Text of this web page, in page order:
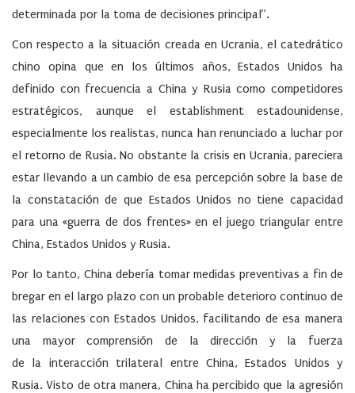
determinada por la toma de decisiones principal”.
Con respecto a la situación creada en Ucrania, el catedrático
chino opina que en los últimos años, Estados Unidos ha
definido con frecuencia a China y Rusia como competidores
estratégicos, aunque el establishment estadounidense,
especialmente los realistas, nunca han renunciado a luchar por
el retorno de Rusia. No obstante la crisis en Ucrania, pareciera
estar llevando a un cambio de esa percepción sobre la base de
la constatación de que Estados Unidos no tiene capacidad
para una «guerra de dos frentes» en el juego triangular entre
China, Estados Unidos y Rusia.
Por lo tanto, China debería tomar medidas preventivas a fin de
bregar en el largo plazo con un probable deterioro continuo de
las relaciones con Estados Unidos, facilitando de esa manera
una mayor comprensión de la dirección y la fuerza
de la interacción trilateral entre China, Estados Unidos y
Rusia. Visto de otra manera, China ha percibido que la agresión